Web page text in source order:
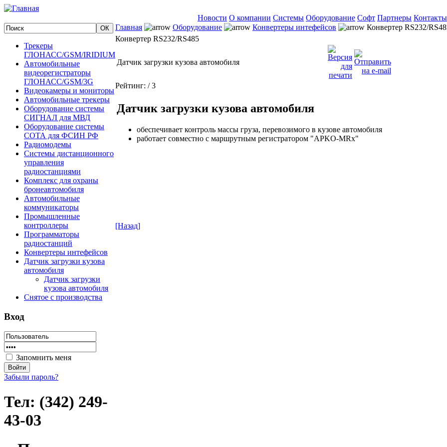
Новости О компании Системы Оборудование Софт Партнеры Контакты
Трекеры
ГЛОНАСС/GSM/IRIDIUM
Автомобильные
видеорегистраторы
ГЛОНАСС/GSM/3G
Видеокамеры и мониторы
Автомобильные трекеры
Оборудование системы
СИГНАЛ для МВД
Оборудование системы
СОТА для ФСИН РФ
Радиомодемы
Системы дистанционного
управления
радиостанциями
Комплекс для охраны
бронеавтомобиля
Автомобильные
коммуникаторы
Промышленные
контроллеры
Программаторы
радиостанций
Конвертеры интефейсов
Датчик загрузки кузова
автомобиля
Датчик загрузки
кузова автомобиля
Снятое с производства
Вход
Запомнить меня
Забыли пароль?
Тел: (342) 249-
43-03
Главная Оборудование Конвертеры интефейсов
Конвертер RS232/
Конвертер RS232/RS485
Датчик загрузки кузова автомобиля
Рейтинг: / 3
Датчик загрузки кузова автомобиля
обеспечивает контроль массы груза, перевозимого в кузове автомобиля
работает совместно с маршрутным регистратором "APKO-MRx"
[Назад]